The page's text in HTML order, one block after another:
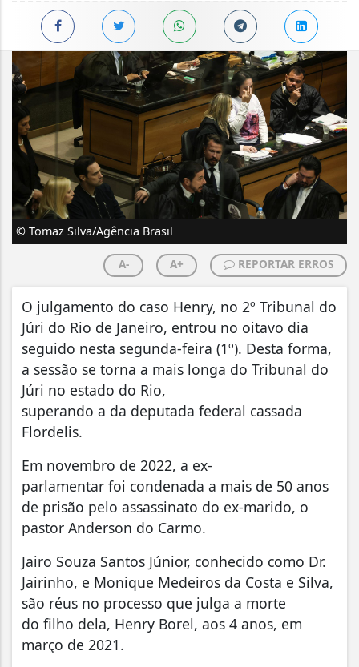
© Tomaz Silva/Agência Brasil
A- A+ REPORTAR ERROS
O julgamento do caso Henry, no 2º Tribunal do
Júri do Rio de Janeiro, entrou no oitavo dia
seguido nesta segunda-feira (1º). Desta forma,
a sessão se torna a mais longa do Tribunal do
Júri no estado do Rio,
superando a da deputada federal cassada
Flordelis.
Em novembro de 2022, a ex-
parlamentar foi condenada a mais de 50 anos
de prisão pelo assassinato do ex-marido, o
pastor Anderson do Carmo.
Jairo Souza Santos Júnior, conhecido como Dr.
Jairinho, e Monique Medeiros da Costa e Silva,
são réus no processo que julga a morte
do filho dela, Henry Borel, aos 4 anos, em
março de 2021.